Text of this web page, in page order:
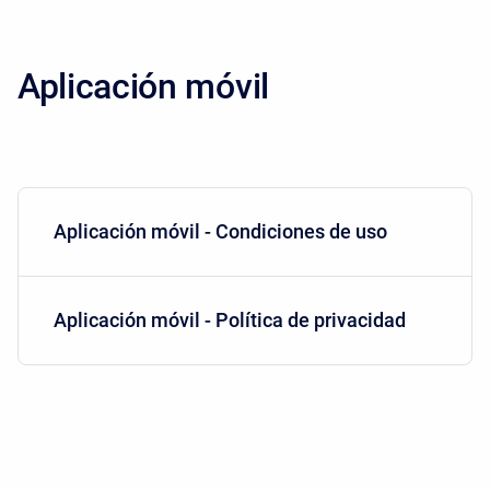
Aplicación móvil
Aplicación móvil - Condiciones de uso
Aplicación móvil - Política de privacidad